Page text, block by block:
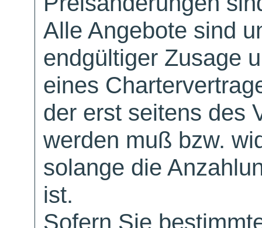
Alle Angebote sind
endgültiger Zusage
eines
der erst seitens des
werden muß bzw.
solange die
ist.
Sofern Sie